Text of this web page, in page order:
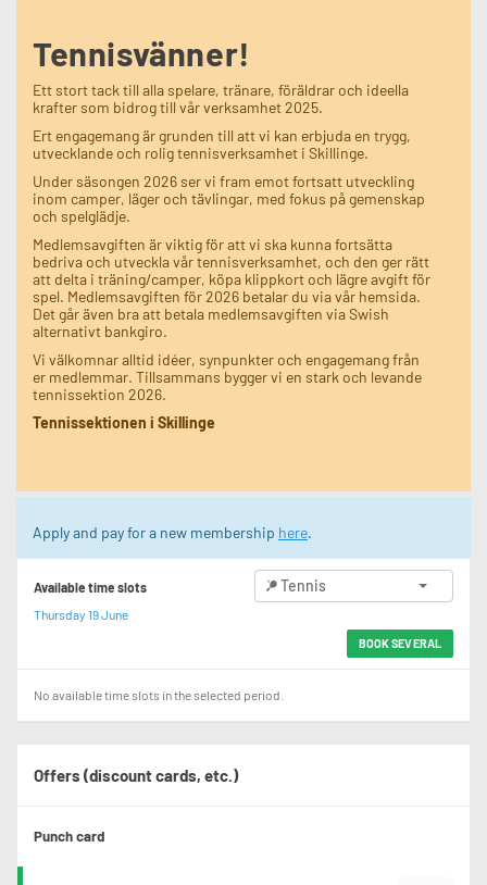
Tennisvänner!
Ett stort tack till alla spelare, tränare, föräldrar och ideella
krafter som bidrog till vår verksamhet 2025.
Ert engagemang är grunden till att vi kan erbjuda en trygg,
utvecklande och rolig tennisverksamhet i Skillinge.
Under säsongen 2026 ser vi fram emot fortsatt utveckling
inom camper, läger och tävlingar, med fokus på gemenskap
och spelglädje.
Medlemsavgiften är viktig för att vi ska kunna fortsätta
bedriva och utveckla vår tennisverksamhet, och den ger rätt
att delta i träning/camper, köpa klippkort och lägre avgift för
spel. Medlemsavgiften för 2026 betalar du via vår hemsida.
Det går även bra att betala medlemsavgiften via Swish
alternativt bankgiro.
Vi välkomnar alltid idéer, synpunkter och engagemang från
er medlemmar. Tillsammans bygger vi en stark och levande
tennissektion 2026.
Tennissektionen i Skillinge
Apply and pay for a new membership here.
Available time slots
Thursday 19 June
Tennis
BOOK SEVERAL
No available time slots in the selected period.
Offers (discount cards, etc.)
Punch card